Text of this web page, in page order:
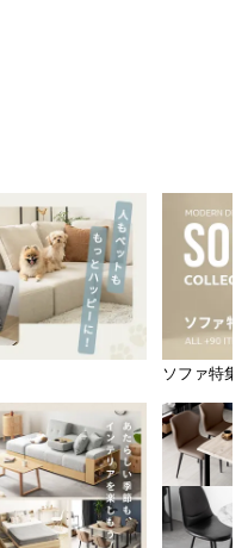
ソファ特集